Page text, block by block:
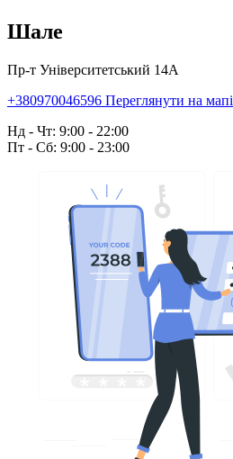
Шале
Пр-т Університетський 14А
+380970046596 Переглянути на мапі
Нд - Чт: 9:00 - 22:00
Пт - Сб: 9:00 - 23:00